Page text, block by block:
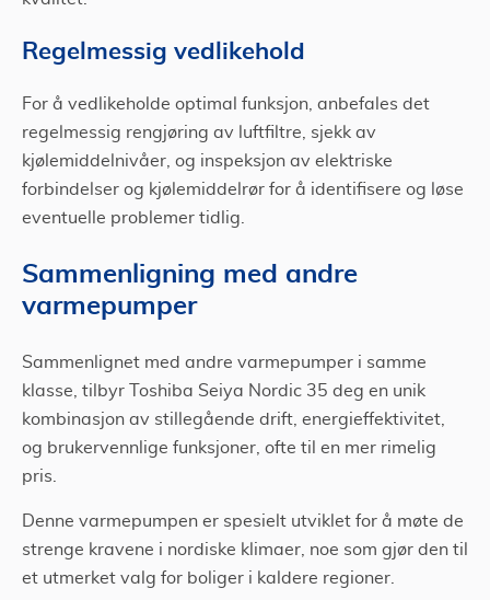
Regelmessig vedlikehold
For å vedlikeholde optimal funksjon, anbefales det
regelmessig rengjøring av luftfiltre, sjekk av
kjølemiddelnivåer, og inspeksjon av elektriske
forbindelser og kjølemiddelrør for å identifisere og løse
eventuelle problemer tidlig.
Sammenligning med andre
varmepumper
Sammenlignet med andre varmepumper i samme
klasse, tilbyr Toshiba Seiya Nordic 35 deg en unik
kombinasjon av stillegående drift, energieffektivitet,
og brukervennlige funksjoner, ofte til en mer rimelig
pris.
Denne varmepumpen er spesielt utviklet for å møte de
strenge kravene i nordiske klimaer, noe som gjør den til
et utmerket valg for boliger i kaldere regioner.